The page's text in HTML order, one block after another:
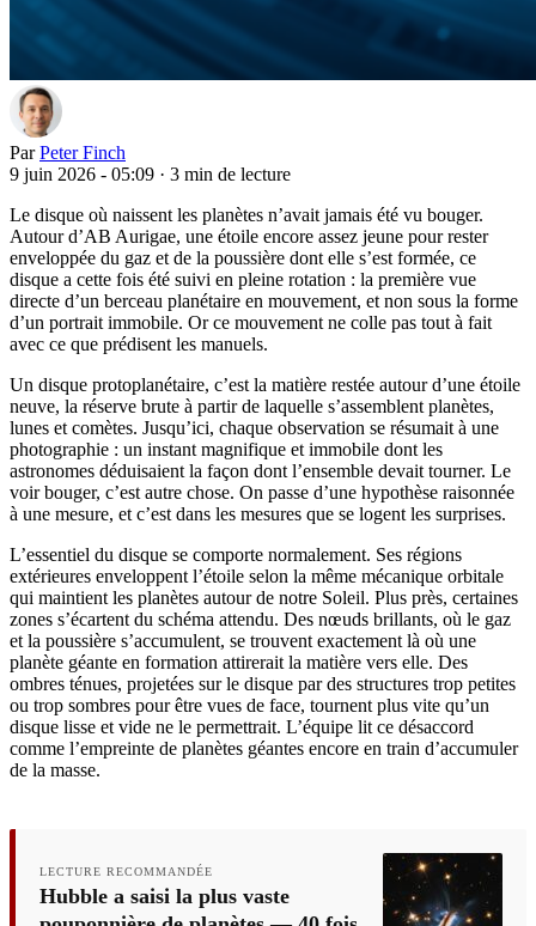
Par Peter Finch
9 juin 2026 - 05:09 · 3 min de lecture
Le disque où naissent les planètes n’avait jamais été vu bouger.
Autour d’AB Aurigae, une étoile encore assez jeune pour rester
enveloppée du gaz et de la poussière dont elle s’est formée, ce
disque a cette fois été suivi en pleine rotation : la première vue
directe d’un berceau planétaire en mouvement, et non sous la forme
d’un portrait immobile. Or ce mouvement ne colle pas tout à fait
avec ce que prédisent les manuels.
Un disque protoplanétaire, c’est la matière restée autour d’une étoile
neuve, la réserve brute à partir de laquelle s’assemblent planètes,
lunes et comètes. Jusqu’ici, chaque observation se résumait à une
photographie : un instant magnifique et immobile dont les
astronomes déduisaient la façon dont l’ensemble devait tourner. Le
voir bouger, c’est autre chose. On passe d’une hypothèse raisonnée
à une mesure, et c’est dans les mesures que se logent les surprises.
L’essentiel du disque se comporte normalement. Ses régions
extérieures enveloppent l’étoile selon la même mécanique orbitale
qui maintient les planètes autour de notre Soleil. Plus près, certaines
zones s’écartent du schéma attendu. Des nœuds brillants, où le gaz
et la poussière s’accumulent, se trouvent exactement là où une
planète géante en formation attirerait la matière vers elle. Des
ombres ténues, projetées sur le disque par des structures trop petites
ou trop sombres pour être vues de face, tournent plus vite qu’un
disque lisse et vide ne le permettrait. L’équipe lit ce désaccord
comme l’empreinte de planètes géantes encore en train d’accumuler
de la masse.
LECTURE RECOMMANDÉE
Hubble a saisi la plus vaste